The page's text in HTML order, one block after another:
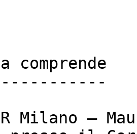
Milano –